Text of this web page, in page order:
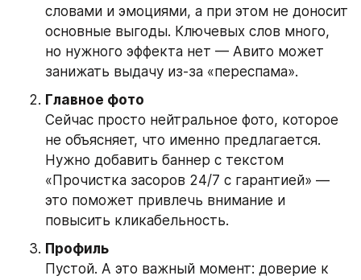
словами и эмоциями, а при этом не доносит
основные выгоды. Ключевых слов много,
но нужного эффекта нет — Авито может
занижать выдачу из-за «переспама».
Главное фото
Сейчас просто нейтральное фото, которое
не объясняет, что именно предлагается.
Нужно добавить баннер с текстом
«Прочистка засоров 24/7 с гарантией» —
это поможет привлечь внимание и
повысить кликабельность.
Профиль
Пустой. А это важный момент: доверие к